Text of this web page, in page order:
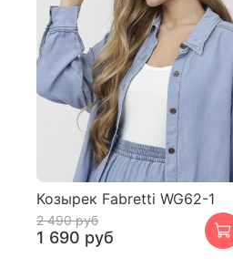
Козырек Fabretti WG62-1
2 490 руб
1 690 руб